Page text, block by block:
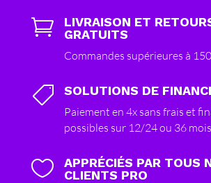

LIVRAISON ET
GRATUITS
Commandes supérieures à
 SOLUTIONS DE
Paiement en 4x sans frais et
possibles sur 12/24 ou 36 mois

APPRÉCIÉS PAR TOUS
CLIENTS PRO